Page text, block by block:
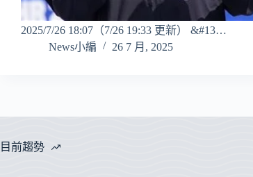
2025/7/26 18:07（7/26 19:33 更新） &#13…
News小編
26 7 月, 2025
目前趨勢